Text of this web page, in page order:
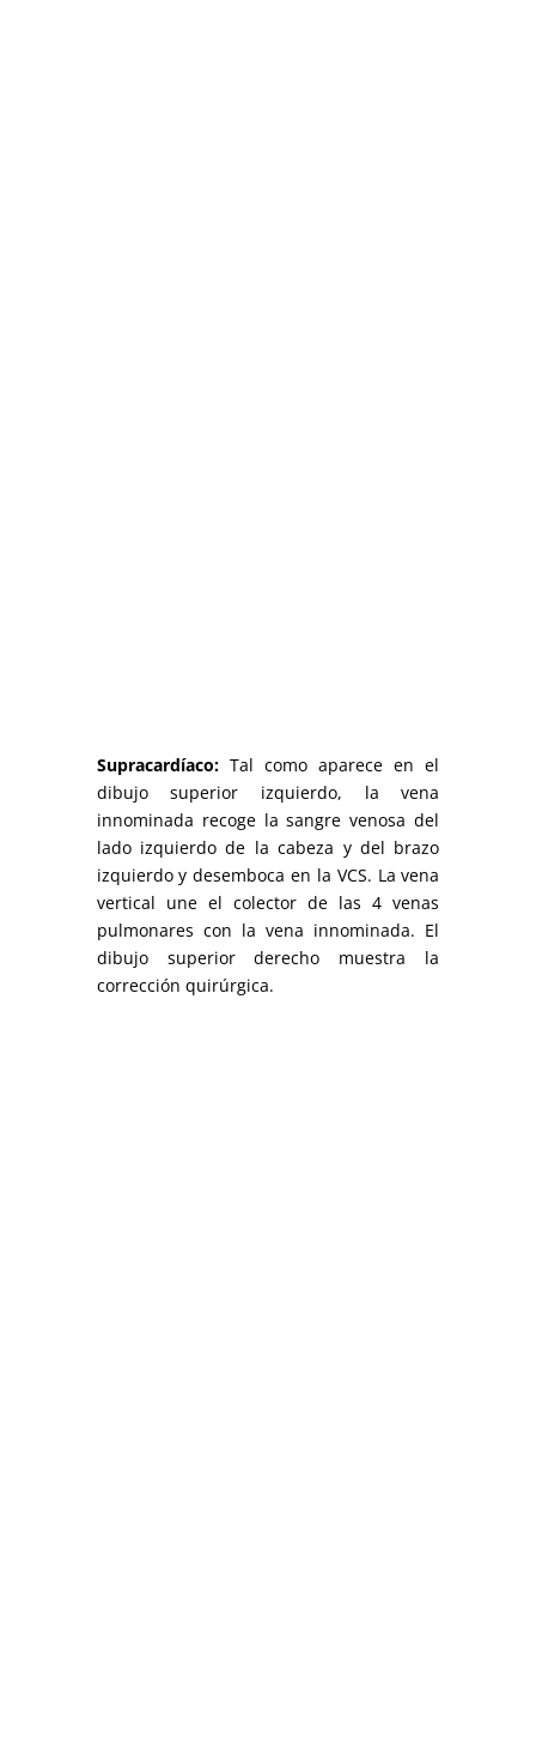
Supracardíaco:Tal como aparece en el
dibujo superior izquierdo, la vena
innominada recoge la sangre venosa del
lado izquierdo de la cabeza y del brazo
izquierdo y desemboca en la VCS. La vena
vertical une el colector de las 4 venas
pulmonares con la vena innominada. El
dibujo superior derecho muestra la
corrección quirúrgica.